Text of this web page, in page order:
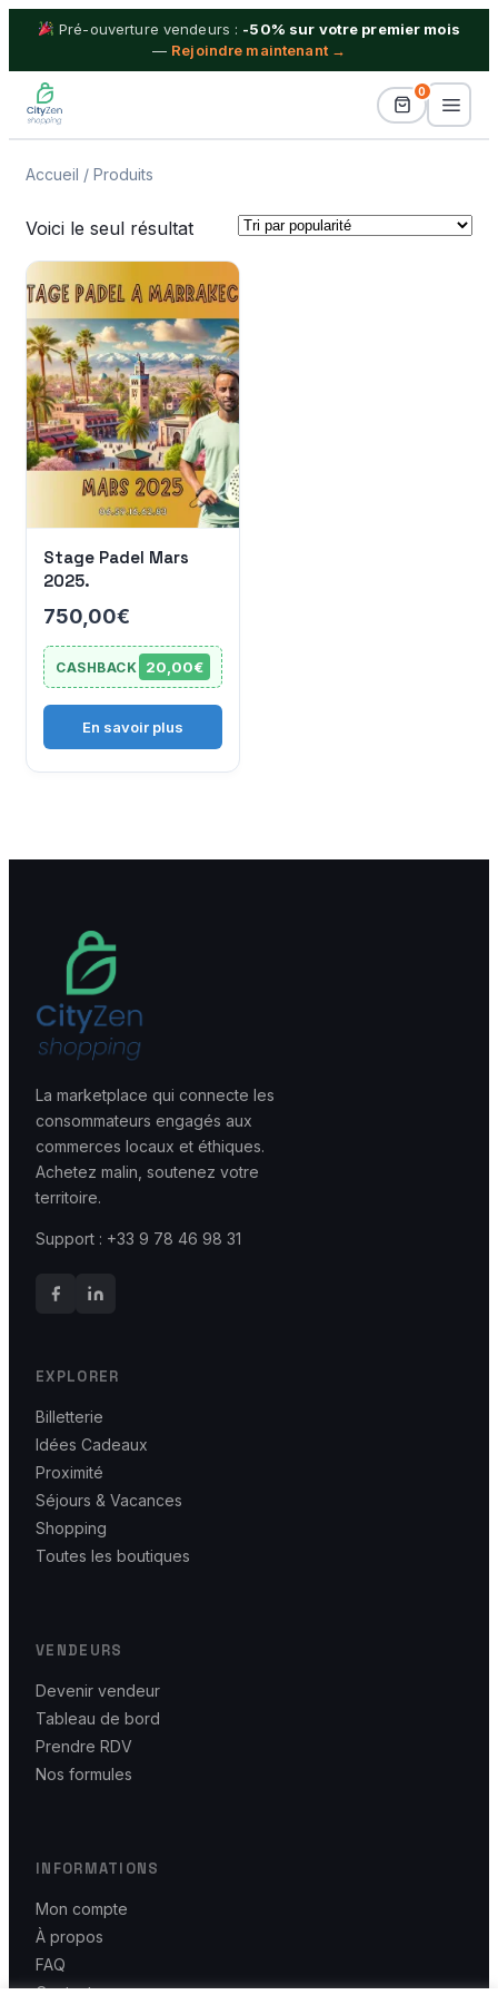
Pré-ouverture vendeurs : -50% sur votre premier mois
— Rejoindre maintenant →
0
Billetterie
Idées Cadeaux
Proximité
Séjours & Vacances
Shopping
Boutiques
Blog
Accueil / Produits
Voici le seul résultat
Stage Padel Mars
2025.
750,00€
CASHBACK 20,00€
En savoir plus
La marketplace qui connecte les
consommateurs engagés aux
commerces locaux et éthiques.
Achetez malin, soutenez votre
territoire.
Support : +33 9 78 46 98 31
EXPLORER
Billetterie
Idées Cadeaux
Proximité
Séjours & Vacances
Shopping
Toutes les boutiques
VENDEURS
Devenir vendeur
Tableau de bord
Prendre RDV
Nos formules
INFORMATIONS
Mon compte
À propos
FAQ